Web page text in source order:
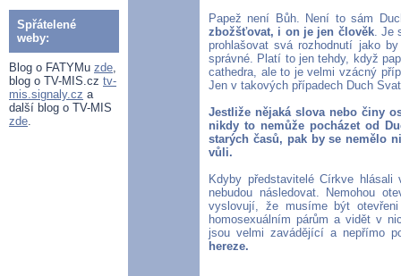
Spřátelené
weby:
Blog o FATYMu zde,
blog o TV-MIS.cz tv-
mis.signaly.cz a
další blog o TV-MIS
zde.
Papež není Bůh. Není to sám
zbožšťovat, i on je jen člověk. Je
prohlašovat svá rozhodnutí jako
správné. Platí to jen tehdy, když
cathedra, ale to je velmi vzácný
Jen v takových případech Duch
Jestliže nějaká slova nebo činy
nikdy to nemůže pocházet od
starých časů, pak by se nemělo
vůli.
Kdyby představitelé Církve
nebudou následovat. Nemohou
vyslovují, že musíme být
homosexuálním párům a vidět v
jsou velmi zavádějící a nepřímo
hereze.